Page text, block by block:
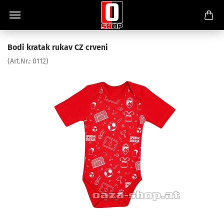
Bodi kratak rukav CZ crveni
(Art.Nr.: 0112)